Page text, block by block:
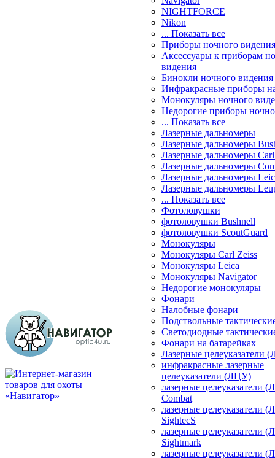
NIGHTFORCE
Nikon
... Показать все
Приборы ночного видения
Аксессуары к приборам
видения
Бинокли ночного видения
Инфракрасные приборы
Монокуляры ночного
Недорогие приборы
... Показать все
Лазерные дальномеры
Лазерные дальномеры
Лазерные дальномеры
Лазерные дальномеры
Лазерные дальномеры
Лазерные дальномеры
... Показать все
Фотоловушки
фотоловушки Bushnell
фотоловушки ScoutGuard
Монокуляры
Монокуляры Carl Zeiss
Монокуляры Leica
Монокуляры Navigator
Недорогие монокуляры
Фонари
Налобные фонари
Подствольные
Светодиодные
Фонари на батарейках
Лазерные целеуказатели
инфракрасные лазерные
целеуказатели (ЛЦУ)
лазерные целеуказатели
Combat
лазерные целеуказатели
SightecS
лазерные целеуказатели
Sightmark
лазерные целеуказатели